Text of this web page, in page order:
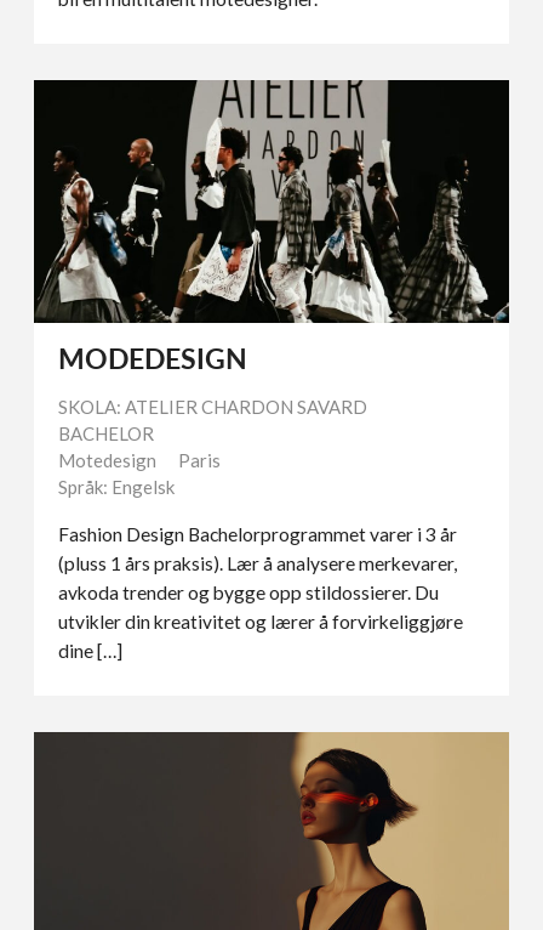
MODEDESIGN
SKOLA: ATELIER CHARDON SAVARD
BACHELOR
Motedesign
Paris
Språk: Engelsk
Fashion Design Bachelorprogrammet varer i 3 år
(pluss 1 års praksis). Lær å analysere merkevarer,
avkoda trender og bygge opp stildossierer. Du
utvikler din kreativitet og lærer å forvirkeliggjøre
dine […]